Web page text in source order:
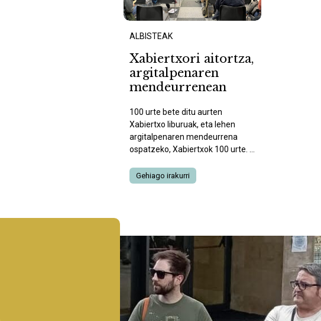
ALBISTEAK
Xabiertxori aitortza,
argitalpenaren
mendeurrenean
100 urte bete ditu aurten
Xabiertxo liburuak, eta lehen
argitalpenaren mendeurrena
ospatzeko, Xabiertxok 100 urte. ...
Gehiago irakurri